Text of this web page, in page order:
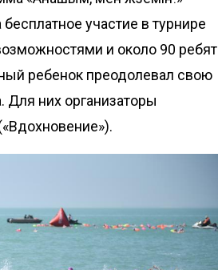
участие в турнире
и около 90 ребят
ребенок преодолевал свою
них организаторы